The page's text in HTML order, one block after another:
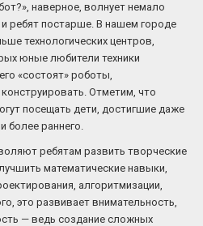
наверное, волнует немало
ребят постарше. В нашем городе
технологических центров,
юные любители техники
«состоят» роботы,
Отметим, что
посещать дети, достигшие даже
более раннего.
ребятам развить творческие
математические навыки,
алгоритмизации,
это развивает внимательность,
— ведь создание сложных